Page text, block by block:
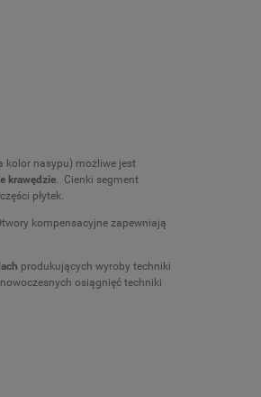
kolor nasypu) możliwe jest
krawędzie. Cienki segment
płytek.
kompensacyjne zapewniają
produkujących wyroby techniki
osiągnięć techniki